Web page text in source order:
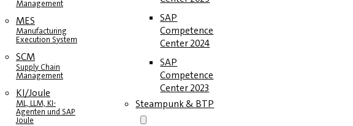
Management
MES
Manufacturing
Execution System
SCM
Supply Chain
Management
KI/Joule
ML, LLM, KI-
Agenten und SAP
Joule
SAP
Competence
Center 2024
SAP
Competence
Center 2023
Steampunk & BTP